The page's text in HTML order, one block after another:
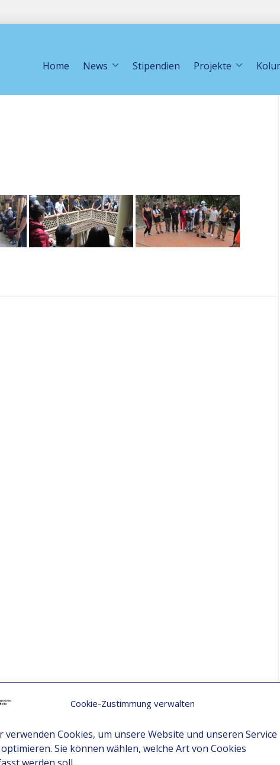
Cookie-Zustimmung verwalten
verwenden Cookies, um unsere Website und unseren Service
Sie können wählen, welche Art von Cookies
Home News Stipendien Projekte